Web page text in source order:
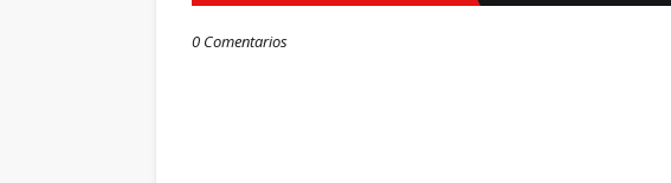
0 Comentarios